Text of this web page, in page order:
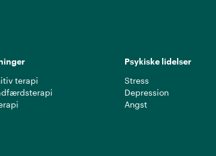
terapi
Psykiske lidelser
Stress
Depression
Angst